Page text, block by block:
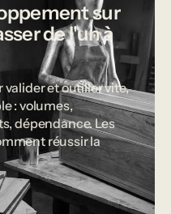
sur
de l'un à
et outiller vite,
: volumes,
dépendance. Les
réussir la